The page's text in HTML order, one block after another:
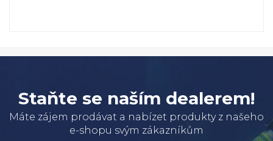
Staňte se naším dealerem!
Máte zájem prodávat a nabízet produkty z našeho
e-shopu svým zákazníkům